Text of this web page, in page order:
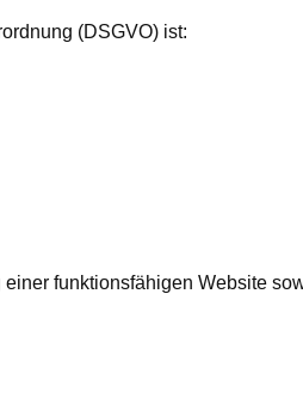
(DSGVO) ist:
funktionsfähigen Website